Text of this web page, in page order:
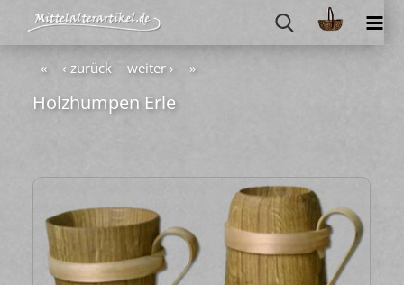
« ‹ zurück weiter › »
Holz­hum­pen Erle